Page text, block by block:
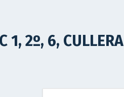
1, 2º, 6, CULLERA